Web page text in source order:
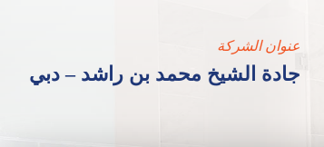
عنوان الشركة
جادة الشيخ محمد بن راشد – دبي